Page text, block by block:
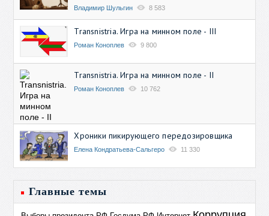
Владимир Шульгин 8 583
Transnistria. Игра на минном поле - III
Роман Коноплев 9 800
Transnistria. Игра на минном поле - II
Роман Коноплев 10 762
Хроники пикирующего передозировщика
Елена Кондратьева-Сальгеро 11 330
Главные темы